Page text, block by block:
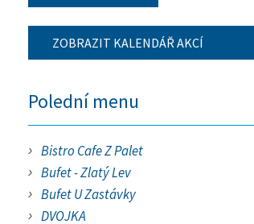
ZOBRAZIT KALENDÁŘ AKCÍ
Polední menu
Bistro Cafe Z Palet
Bufet - Zlatý Lev
Bufet U Zastávky
DVOJKA